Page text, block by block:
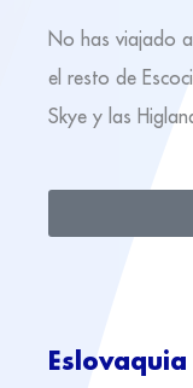
No has viajado
el resto de
Skye y las
Eslovaquia